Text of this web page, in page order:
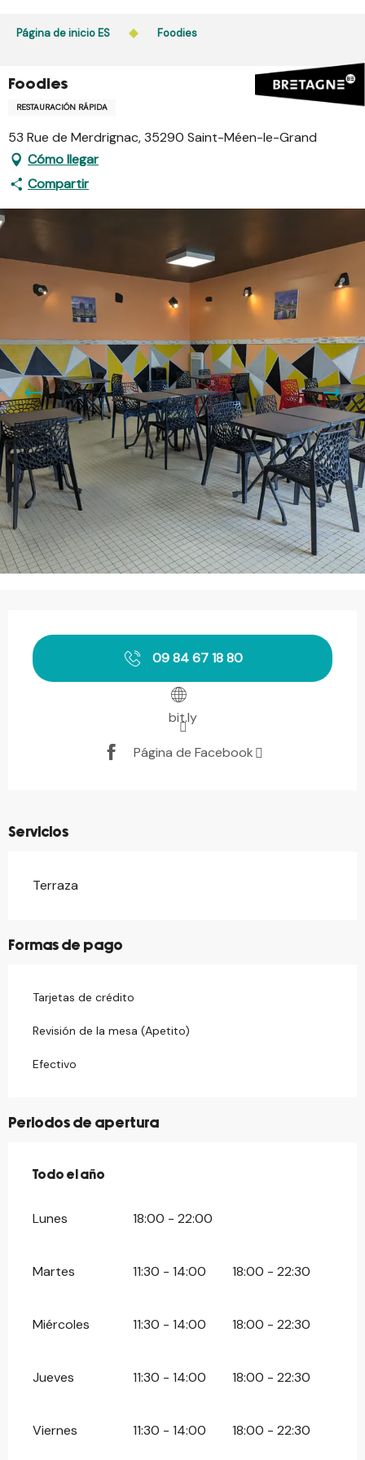
Página de inicio ES Foodies
Foodies
RESTAURACIÓN RÁPIDA
53 Rue de Merdrignac, 35290 Saint-Méen-le-Grand
Cómo llegar
Compartir
09 84 67 18 80
bit.ly
Página de Facebook
Servicios
Terraza
Formas de pago
Tarjetas de crédito
Revisión de la mesa (Apetito)
Efectivo
Periodos de apertura
Todo el año
Todo el año
Lunes 18:00 - 22:00
Martes 11:30 - 14:00 18:00 - 22:30
Miércoles 11:30 - 14:00 18:00 - 22:30
Jueves 11:30 - 14:00 18:00 - 22:30
Viernes 11:30 - 14:00 18:00 - 22:30